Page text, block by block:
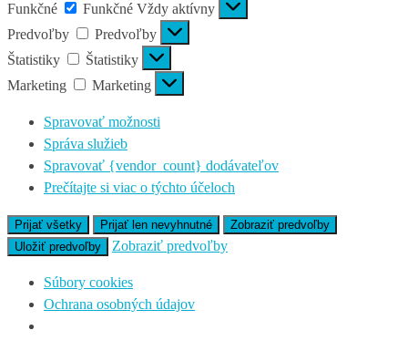
Funkčné
Funkčné Vždy aktívny
Predvoľby
Predvoľby
Štatistiky
Štatistiky
Marketing
Marketing
Spravovať možnosti
Správa služieb
Spravovať {vendor_count} dodávateľov
Prečítajte si viac o týchto účeloch
Prijať všetky Prijať len nevyhnutné
Zobraziť predvoľby
Uložiť predvoľby
Zobraziť predvoľby
Súbory cookies
Ochrana osobných údajov